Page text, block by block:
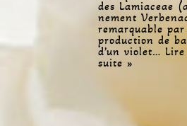
des Lamiaceae
nement
remarquable par
production de
d’un violet…
suite »